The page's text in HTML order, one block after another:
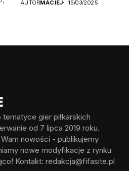
AUTORMACIEJ 15/03/2025
tematyce gier piłkarskich
od 7 lipca 2019 roku.
nowości - publikujemy
nowe modyfikacje z rynku
Kontakt: redakcja@fifasite.pl